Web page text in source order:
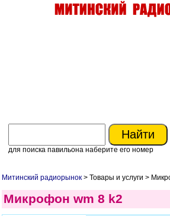
для поиска павильона наберите его номер
Митинский радиорынок > Товары и услуги >
Микрофон wm 8 k2